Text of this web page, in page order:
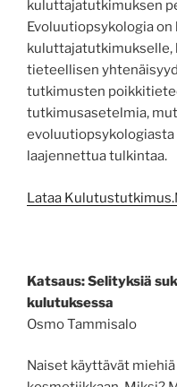
kuluttajatutkimuksen
Evoluutiopsykologia
kuluttajatutkimukselle,
tieteellisen
tutkimusten
tutkimusasetelmia,
laajennettua tulkintaa.
Lataa
Katsaus: Selityksiä
kulutuksessa
Osmo Tammisalo
Naiset käyttävät